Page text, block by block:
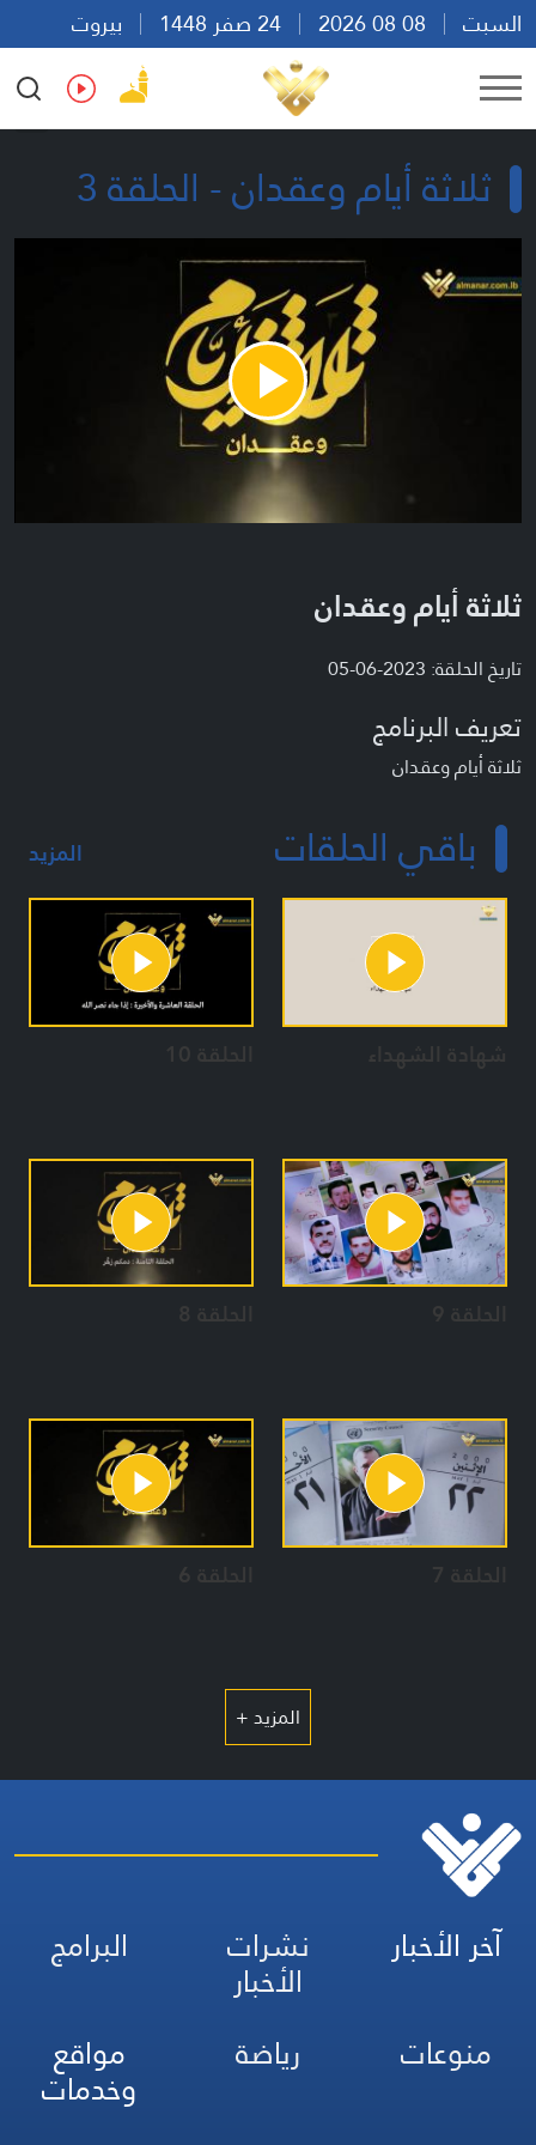
السبت
بيروت
23:04
Ar En Fr Es
ثلاثة أيام وعقدان - الحلقة 3
Play
Video
ثلاثة أيام وعقدان
تاريخ الحلقة: 2023-06-05
تعريف البرنامج
ثلاثة أيام وعقدان
باقي الحلقات المزيد
شهادة الشهداء الحلقة 10
الحلقة 9 الحلقة 8
الحلقة 7 الحلقة 6
المزيد +
آخر الأخبار نشرات
الأخبار
البرامج
منوعات
رياضة مواقع
وخدمات